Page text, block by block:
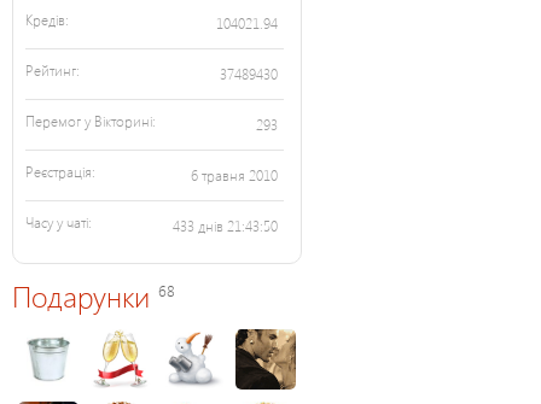
Кредів: 104021.94
Рейтинг: 37489430
Перемог у Вікторині: 293
Реєстрація: 6 травня 2010
Часу у чаті: 433 днів 21:43:50
Подарунки 68